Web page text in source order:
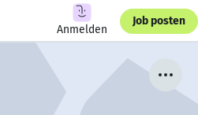
Anmelden
Job posten